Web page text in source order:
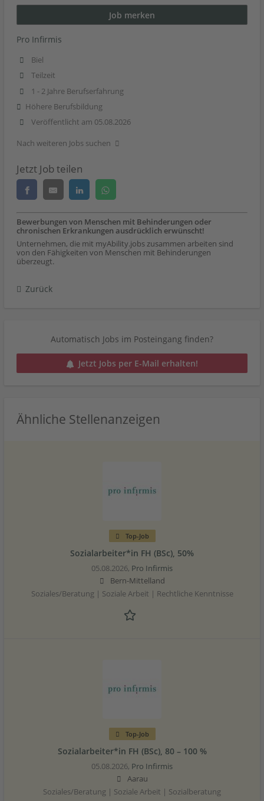
Job merken
Pro Infirmis
Biel
Teilzeit
1 - 2 Jahre Berufserfahrung
Höhere Berufsbildung
Veröffentlicht am 05.08.2026
Nach weiteren Jobs suchen
Jetzt Job teilen
Bewerbungen von Menschen mit Behinderungen oder
chronischen Erkrankungen ausdrücklich erwünscht!
Unternehmen, die mit myAbility.jobs zusammen arbeiten sind
von den Fähigkeiten von Menschen mit Behinderungen
überzeugt.
Zurück
Automatisch Jobs im Posteingang finden?
Jetzt Jobs per E-Mail erhalten!
Ähnliche Stellenanzeigen
Top-Job
Sozialarbeiter*in FH (BSc), 50%
05.08.2026, Pro Infirmis
Bern-Mittelland
Soziales/Beratung | Soziale Arbeit | Rechtliche Kenntnisse
Top-Job
Sozialarbeiter*in FH (BSc), 80 – 100 %
05.08.2026, Pro Infirmis
Aarau
Soziales/Beratung | Soziale Arbeit | Sozialberatung